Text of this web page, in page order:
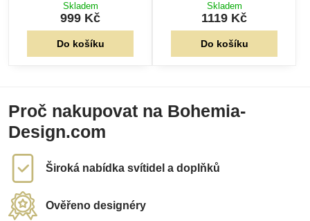
Skladem
999 Kč
Do košíku
Skladem
1119 Kč
Do košíku
Proč nakupovat na Bohemia-
Design.com
Široká nabídka svítidel a doplňků
Ověřeno designéry